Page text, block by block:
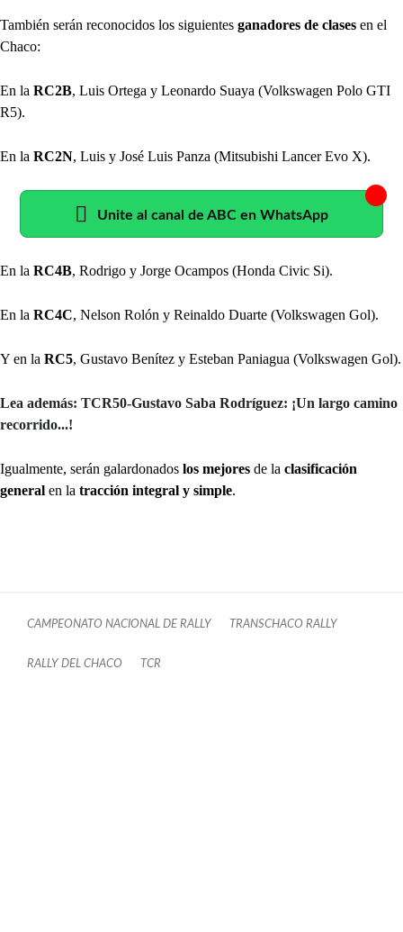
También serán reconocidos los siguientes ganadores de clases en el
Chaco:
En la RC2B, Luis Ortega y Leonardo Suaya (Volkswagen Polo GTI
R5).
En la RC2N, Luis y José Luis Panza (Mitsubishi Lancer Evo X).
Unite al canal de ABC en WhatsApp
En la RC4B, Rodrigo y Jorge Ocampos (Honda Civic Si).
En la RC4C, Nelson Rolón y Reinaldo Duarte (Volkswagen Gol).
Y en la RC5, Gustavo Benítez y Esteban Paniagua (Volkswagen Gol).
Lea además: TCR50-Gustavo Saba Rodríguez: ¡Un largo camino
recorrido...!
Igualmente, serán galardonados los mejores de la clasificación
general en la tracción integral y simple.
CAMPEONATO NACIONAL DE RALLY TRANSCHACO RALLY
RALLY DEL CHACO TCR